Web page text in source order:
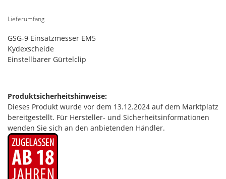
Lieferumfang
GSG-9 Einsatzmesser EM5
Kydexscheide
Einstellbarer Gürtelclip
Produktsicherheitshinweise:
Dieses Produkt wurde vor dem 13.12.2024 auf dem Marktplatz
bereitgestellt. Für Hersteller- und Sicherheitsinformationen
wenden Sie sich an den anbietenden Händler.